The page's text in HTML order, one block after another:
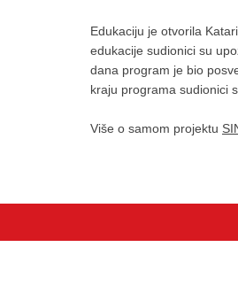
Edukaciju je otvorila
edukacije sudionici su
dana program je bio
kraju programa sudionici
Više o samom projektu